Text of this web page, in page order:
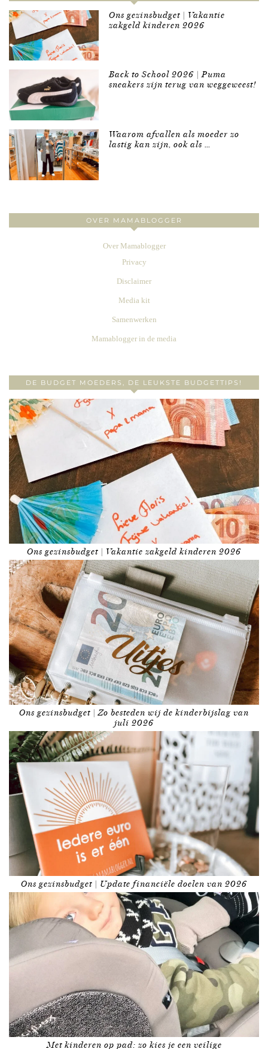
Ons gezinsbudget | Vakantie
zakgeld kinderen 2026
Back to School 2026 | Puma
sneakers zijn terug van weggeweest!
Waarom afvallen als moeder zo
lastig kan zijn, ook als …
OVER MAMABLOGGER
Over Mamablogger
Privacy
Disclaimer
Media kit
Samenwerken
Mamablogger in de media
DE BUDGET MOEDERS, DE LEUKSTE BUDGETTIPS!
Ons gezinsbudget | Vakantie zakgeld kinderen 2026
Ons gezinsbudget | Zo besteden wij de kinderbijslag van
juli 2026
Ons gezinsbudget | Update financiële doelen van 2026
Met kinderen op pad: zo kies je een veilige